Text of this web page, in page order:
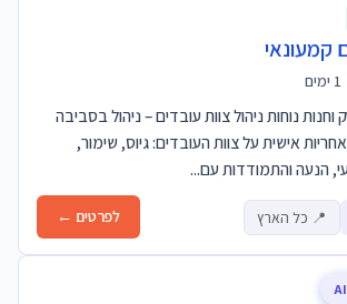
נוחות ניהול צוות עובדים – ניהול בסביבה
אישית על צוות העובדים: גיוס, שימור,
הנעה והתמודדות עם...
📍 כל הארץ לפרטים ←